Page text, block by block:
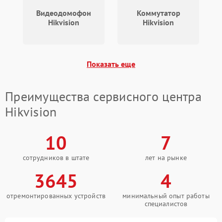
1000 ₽
Неисправность датчика
движения
500 ₽ Подробнее →
стабилизации
Неисправность
Неисправность системы
1000 ₽ Подробнее →
Видеодомофон
Hikvision
Коммутатор
Hikvision
Показать еще
Преимущества сервисного центра
Hikvision
10
сотрудников в штате
7
лет на рынке
3645
отремонтированных устройств
4
минимальный опыт работы
специалистов